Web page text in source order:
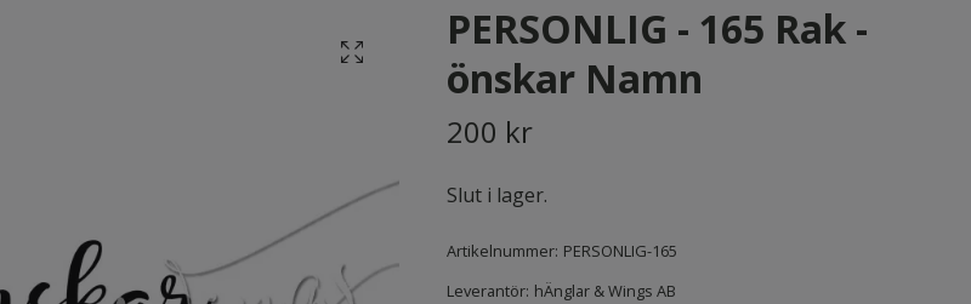
PERSONLIG - 165 Rak -
önskar Namn
200 kr
Slut i lager.
Artikelnummer: PERSONLIG-165
Leverantör: hÄnglar & Wings AB